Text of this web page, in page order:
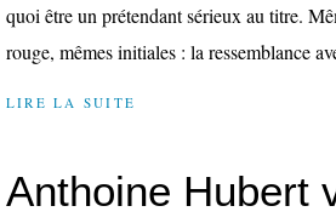
quoi être un prétendant sérieux au titre.
rouge, mêmes initiales : la ressemblance
LIRE LA SUITE
Anthoine Hubert